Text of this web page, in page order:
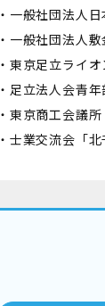
・一般社団法人
・一般社団法人
・東京足立ライ
・足立法人会青
・東京商工会議所
・士業交流会「